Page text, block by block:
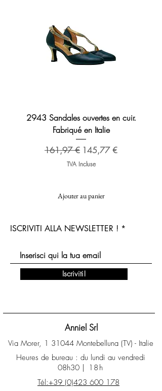
2943 Sandales ouvertes en cuir.
Fabriqué en Italie
Prix original
161,97 € Prix promotionnel
145,77 €
TVA Incluse
Ajouter au panier
Anniel Srl
Heures de bureau : du lundi au vendredi
08h30 | 18h
ISCRIVITI ALLA NEWSLETTER !
Iscriviti!
Tél:+39 (0)423 600 178
Via Morer, 1 31044 Montebelluna (TV) - Italie